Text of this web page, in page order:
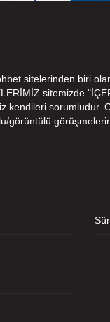
sitelerinden biri
sitemizde
kendileri
görüntülü